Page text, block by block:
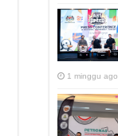
1 minggu ago